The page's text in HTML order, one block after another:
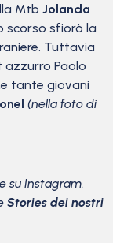
Mtb Jolanda
scorso sfiorò la
Tuttavia
azzurro Paolo
tante giovani
(nella foto di
su Instagram.
Stories dei nostri